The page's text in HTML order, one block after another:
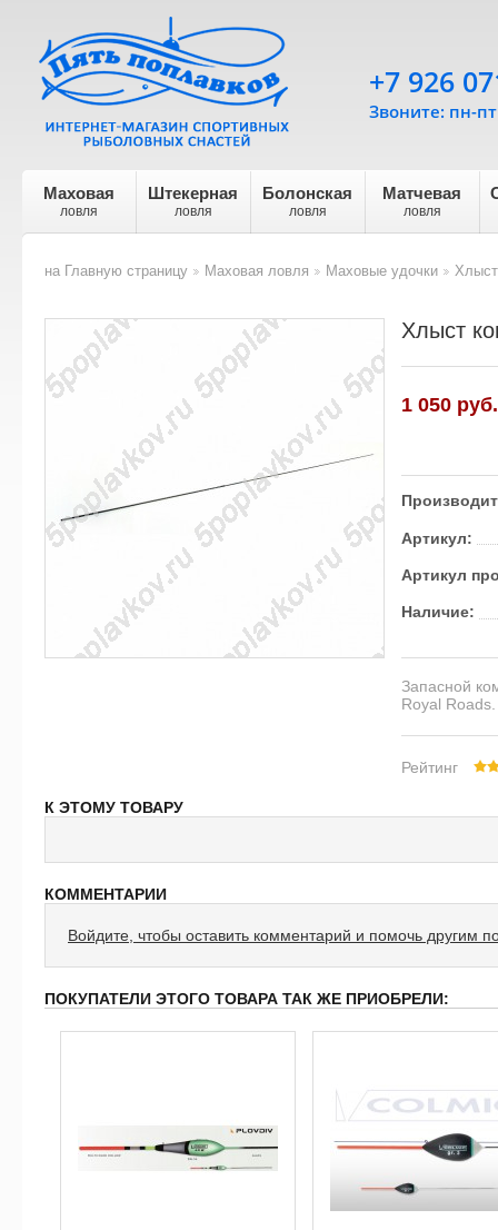
Маховая
ловля
Штекерная
ловля
Болонская
ловля
Матчевая
ловля
+7 926
Звоните: пн-
на Главную страницу
Маховая ловля
Маховые удочки
Хлыст
1 050 руб.
Артикул:
Артикул
Наличие:
Запасной
Royal Roads.
Рейтинг
К ЭТОМУ ТОВАРУ
КОММЕНТАРИИ
Войдите, чтобы оставить комментарий и помочь другим
ПОКУПАТЕЛИ ЭТОГО ТОВАРА ТАК ЖЕ ПРИОБРЕЛИ: